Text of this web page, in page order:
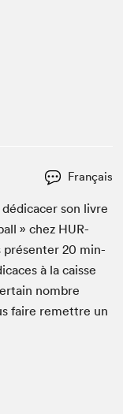
Français
son livre
» chez HUR­
présen­ter20 min­
à la caisse
nom­bre
faire remet­tre un